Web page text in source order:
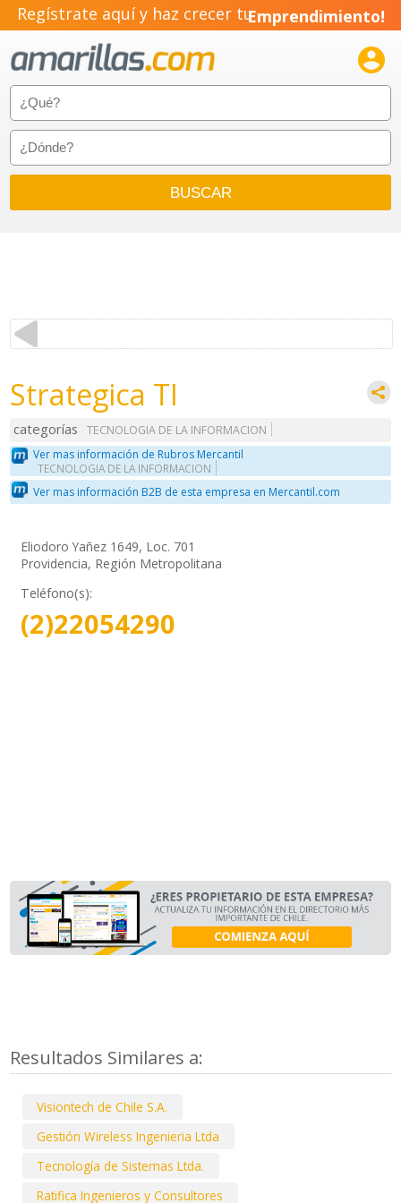
Regístrate aquí y haz crecer tuEmprendimiento!

Strategica TI
categorías
TECNOLOGIA DE LA INFORMACION
Ver mas información de Rubros Mercantil
TECNOLOGIA DE LA INFORMACION
Ver mas información B2B de esta empresa en Mercantil.com
Eliodoro Yañez 1649, Loc. 701
Providencia, Región Metropolitana
Teléfono(s):
(2)22054290
Resultados Similares a:
Visiontech de Chile S.A.
Gestión Wireless Ingenieria Ltda
Tecnología de Sistemas Ltda.
Ratifica Ingenieros y Consultores